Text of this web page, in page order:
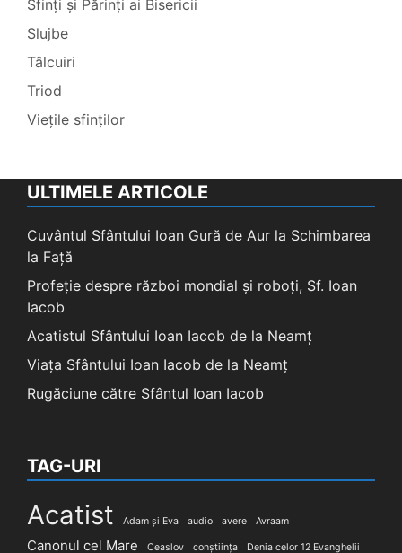
Sfinți și Părinți ai Bisericii
Slujbe
Tâlcuiri
Triod
Viețile sfinților
ULTIMELE ARTICOLE
Cuvântul Sfântului Ioan Gură de Aur la Schimbarea
la Față
Profeție despre război mondial și roboți, Sf. Ioan
Iacob
Acatistul Sfântului Ioan Iacob de la Neamț
Viața Sfântului Ioan Iacob de la Neamț
Rugăciune către Sfântul Ioan Iacob
TAG-URI
Acatist Adam și Eva audio avere Avraam
Canonul cel Mare Ceaslov conștiința Denia celor 12 Evanghelii